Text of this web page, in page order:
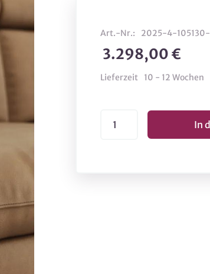
Art.-Nr.: 2025-4-105130-
3.298,00 €
Lieferzeit 10 - 12 Wochen